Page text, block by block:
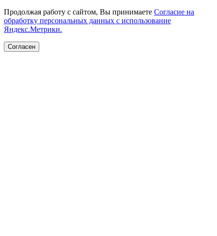
Продолжая работу с сайтом, Вы принимаете Согласие на
обработку персональных данных с использование
Яндекс.Метрики.
Согласен